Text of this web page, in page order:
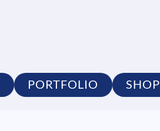
PORTFOLIO SHOP